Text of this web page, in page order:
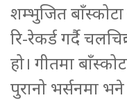
शम्भुजित
रि-रेकर्ड गर्दै
हो। गीतमा
पुरानो भर्सनमा